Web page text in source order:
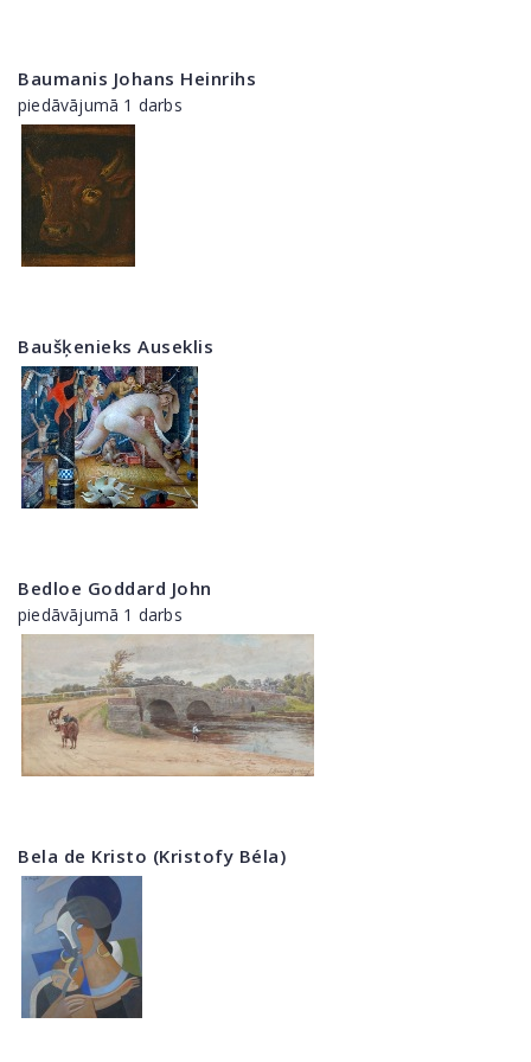
Baumanis Johans Heinrihs
piedāvājumā 1 darbs
Baušķenieks Auseklis
Bedloe Goddard John
piedāvājumā 1 darbs
Bela de Kristo (Kristofy Béla)